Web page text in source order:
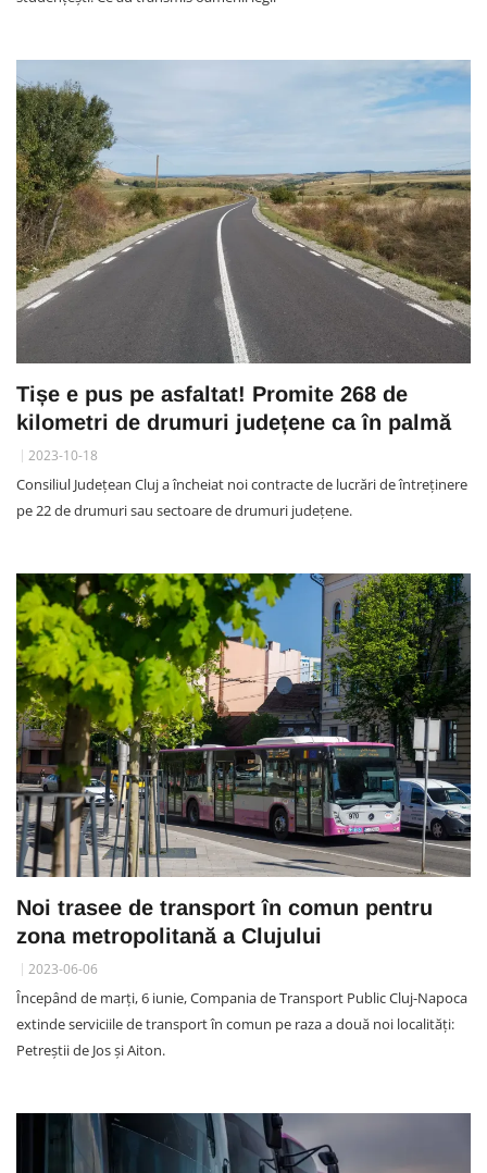
Tișe e pus pe asfaltat! Promite 268 de
kilometri de drumuri județene ca în palmă
2023-10-18
Consiliul Județean Cluj a încheiat noi contracte de lucrări de întreținere
pe 22 de drumuri sau sectoare de drumuri județene.
Noi trasee de transport în comun pentru
zona metropolitană a Clujului
2023-06-06
Începând de marți, 6 iunie, Compania de Transport Public Cluj-Napoca
extinde serviciile de transport în comun pe raza a două noi localități:
Petreștii de Jos și Aiton.